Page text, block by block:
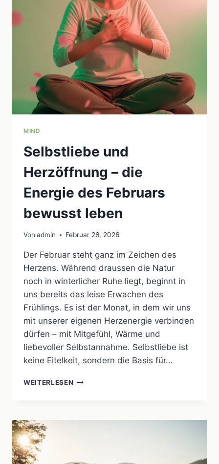
SELBSTENTFALTUNG
UND
HEILUNG
MIND
Selbstliebe und
Herzöffnung – die
Energie des Februars
bewusst leben
Von admin Februar 26, 2026
Der Februar steht ganz im Zeichen des
Herzens. Während draussen die Natur
noch in winterlicher Ruhe liegt, beginnt in
uns bereits das leise Erwachen des
Frühlings. Es ist der Monat, in dem wir uns
mit unserer eigenen Herzenergie verbinden
dürfen – mit Mitgefühl, Wärme und
liebevoller Selbstannahme. Selbstliebe ist
keine Eitelkeit, sondern die Basis für…
WEITERLESEN SELBSTLIEBE
DIE
BEWUSST